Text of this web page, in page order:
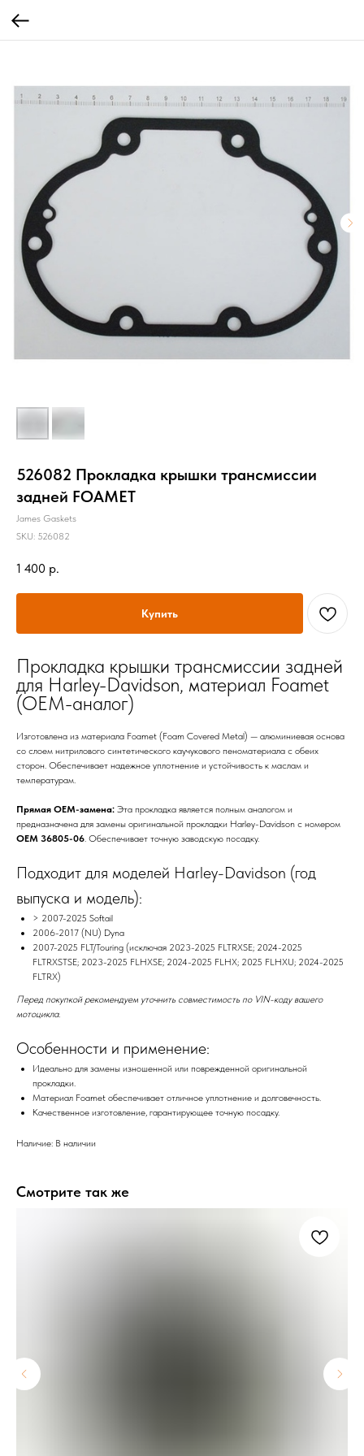
526082 Прокладка крышки трансмиссии
задней FOAMET
James Gaskets
SKU: 526082
1 400 р.
Купить
Прокладка крышки трансмиссии задней
для Harley-Davidson, материал Foamet
(OEM-аналог)
Изготовлена из материала Foamet (Foam Covered Metal) — алюминиевая основа
со слоем нитрилового синтетического каучукового пеноматериала с обеих
сторон. Обеспечивает надежное уплотнение и устойчивость к маслам и
температурам.
Прямая OEM-замена: Эта прокладка является полным аналогом и
предназначена для замены оригинальной прокладки Harley-Davidson с номером
OEM 36805-06. Обеспечивает точную заводскую посадку.
Подходит для моделей Harley-Davidson (год
выпуска и модель):
> 2007-2025 Softail
2006-2017 (NU) Dyna
2007-2025 FLT/Touring (исключая 2023-2025 FLTRXSE; 2024-2025
FLTRXSTSE; 2023-2025 FLHXSE; 2024-2025 FLHX; 2025 FLHXU; 2024-2025
FLTRX)
Перед покупкой рекомендуем уточнить совместимость по VIN-коду вашего
мотоцикла.
Особенности и применение:
Идеально для замены изношенной или поврежденной оригинальной
прокладки.
Материал Foamet обеспечивает отличное уплотнение и долговечность.
Качественное изготовление, гарантирующее точную посадку.
Наличие: В наличии
Смотрите так же